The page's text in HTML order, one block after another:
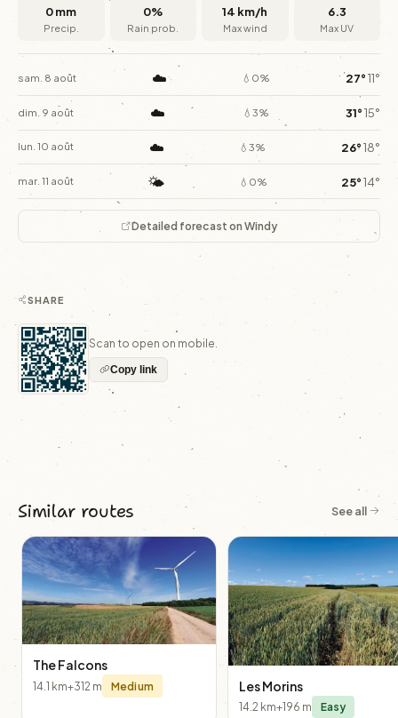
0 mm
Precip.
0%
Rain prob.
14 km/h
Max wind
6.3
Max UV
sam. 8 août ☁️ 💧0% 27°11°
dim. 9 août ☁️ 💧3% 31°15°
lun. 10 août ☁️ 💧3% 26°18°
mar. 11 août 🌤️ 💧0% 25°14°
Detailed forecast on Windy
SHARE
Scan to open on mobile.
Copy link
Similar routes See all
The Falcons
14.1 km+312 m Medium Les Morins
14.2 km+196 m Easy